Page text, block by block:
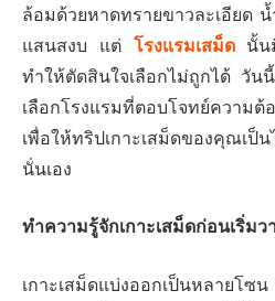
ล้อมด้วยหาดทรายขาวละเอียด
แสนสงบ แต่ โรงแรมเสม็ดนั้นมี
ทำให้ตัดสินใจเลือกไม่ถูกได้ วัน
เลือกโรงแรมที่ตอบโจทย์ความ
เพื่อให้ทริปเกาะเสม็ดของคุณเป็
นั่นเอง
ทำความรู้จักเกาะเสม็ดก่อนเริ่ม
เกาะเสม็ดแบ่งออกเป็นหลายโ